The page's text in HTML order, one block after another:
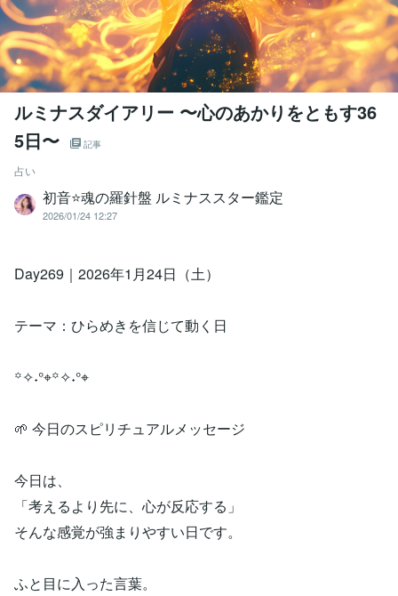
ルミナスダイアリー 〜心のあかりをともす36
5日〜
記事
占い
初音⭐️魂の羅針盤 ルミナススター鑑定
2026/01/24 12:27
Day269｜2026年1月24日（土）
テーマ：ひらめきを信じて動く日
꙳✧˖°⌖꙳✧˖°⌖
🌱 今日のスピリチュアルメッセージ
今日は、
「考えるより先に、心が反応する」
そんな感覚が強まりやすい日です。
ふと目に入った言葉。